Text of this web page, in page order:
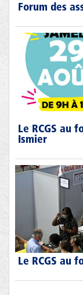
Forum des
Le RCGS au
Ismier
Le RCGS au